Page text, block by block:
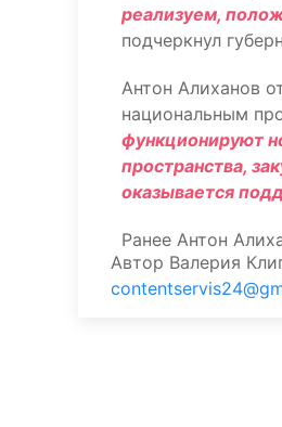
реализуем,
подчеркнул
Антон Алиханов
национальным
функционируют
пространства,
оказывается
Ранее Антон
Автор Валерия